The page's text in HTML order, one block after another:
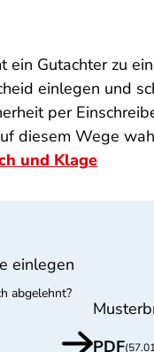
Gutachter zu
einlegen und
per
diesem Wege
und Klage
einlegen
abgelehnt?
PDF